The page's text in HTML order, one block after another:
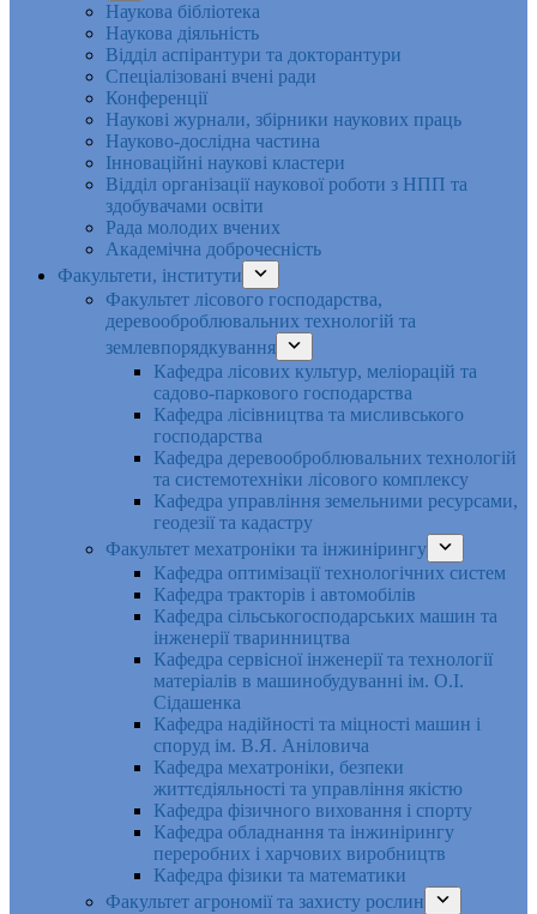
Наукова бібліотека
Наукова діяльність
Відділ аспірантури та докторантури
Спеціалізовані вчені ради
Конференції
Наукові журнали, збірники наукових праць
Науково-дослідна частина
Інноваційні наукові кластери
Відділ організації наукової роботи з НПП та
здобувачами освіти
Рада молодих вчених
Академічна доброчесність
Факультети, інститути
Факультет лісового господарства,
деревооброблювальних технологій та
землевпорядкування
Кафедра лісових культур, меліорацій та
садово-паркового господарства
Кафедра лісівництва та мисливського
господарства
Кафедра деревооброблювальних технологій
та системотехніки лісового комплексу
Кафедра управління земельними ресурсами,
геодезії та кадастру
Факультет мехатроніки та інжинірингу
Кафедра оптимізації технологічних систем
Кафедра тракторів і автомобілів
Кафедра сільськогосподарських машин та
інженерії тваринництва
Кафедра cервісної інженерії та технології
матеріалів в машинобудуванні ім. О.І.
Сідашенка
Кафедра надійності та міцності машин і
споруд ім. В.Я. Аніловича
Кафедра мехатроніки, безпеки
життєдіяльності та управління якістю
Кафедра фізичного виховання і спорту
Кафедра обладнання та інжинірингу
переробних і харчових виробництв
Кафедра фізики та математики
Факультет агрономії та захисту рослин